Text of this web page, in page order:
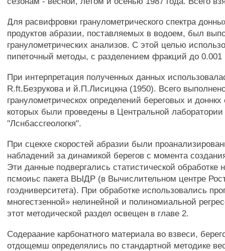
Для расвифровки гранулометрического спектра
продуктов абразии, поставляемых в водоем, был
гранулометрических анализов. С этой целью
пипеточный методы, с разделением фракций до
При интерпретация полученных данных
R.ft.Безрукова и й.П.Лисицкна (1950). Всего
гранулометрическох определений береговых и
которых были проведены в Центральной
"Лснбассгеологкя".
При сцекхе скоростей абразии были
набладений за динамикой берегов с момента
Эти данные подвергались статистической обработке
псмоиьс пакета ВЫДР (в Вычислительном центре
гоэдниверситета). При обработке использовались
многестзенной» нелинейной и полиномиальной
этот методической раздел освещен в главе 2.
Содераание карбонатного материала во взвеси,
отдощемш определялись по стандартной методике